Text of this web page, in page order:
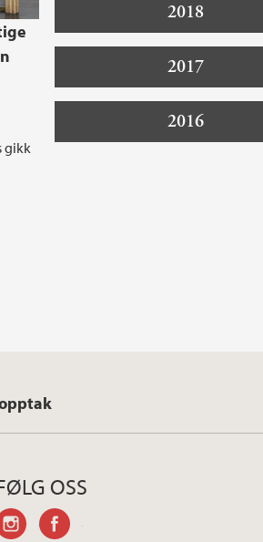
gikk
2018
2017
2016
OSS
instagram